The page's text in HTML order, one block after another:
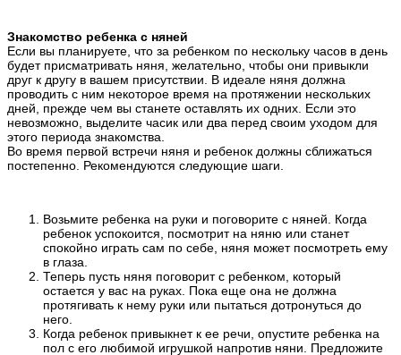
Знакомство ребенка с няней
Если вы планируете, что за ребенком по нескольку часов в день
будет присматривать няня, желательно, чтобы они привыкли
друг к другу в вашем присутствии. В идеале няня должна
проводить с ним некоторое время на протяжении нескольких
дней, прежде чем вы станете оставлять их одних. Если это
невозможно, выделите часик или два перед своим уходом для
этого периода знакомства.
Во время первой встречи няня и ребенок должны сближаться
постепенно. Рекомендуются следующие шаги.
Возьмите ребенка на руки и поговорите с няней. Когда
ребенок успокоится, посмотрит на няню или станет
спокойно играть сам по себе, няня может посмотреть ему
в глаза.
Теперь пусть няня поговорит с ребенком, который
остается у вас на руках. Пока еще она не должна
протягивать к нему руки или пытаться дотронуться до
него.
Когда ребенок привыкнет к ее речи, опустите ребенка на
пол с его любимой игрушкой напротив няни. Предложите